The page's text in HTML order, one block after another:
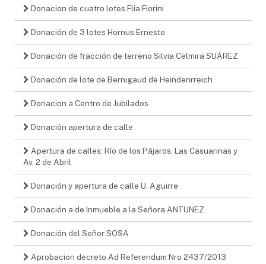
Donacion de cuatro lotes Flia Fiorini
Donación de 3 lotes Hornus Ernesto
Donación de fracción de terreno Silvia Celmira SUÁREZ
Donación de lote de Bernigaud de Heindenrreich
Donacion a Centro de Jubilados
Donación apertura de calle
Apertura de calles: Río de los Pájaros, Las Casuarinas y
Av. 2 de Abril
Donación y apertura de calle U. Aguirre
Donación a de Inmueble a la Señora ANTUNEZ
Donación del Señor SOSA
Aprobacion decreto Ad Referendum Nro 2437/2013